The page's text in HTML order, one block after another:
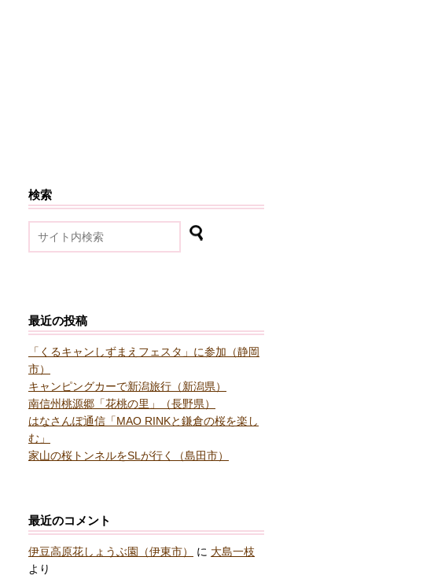
検索
最近の投稿
「くるキャンしずまえフェスタ」に参加（静岡
市）
キャンピングカーで新潟旅行（新潟県）
南信州桃源郷「花桃の里」（長野県）
はなさんぽ通信「MAO RINKと鎌倉の桜を楽し
む」
家山の桜トンネルをSLが行く（島田市）
最近のコメント
伊豆高原花しょうぶ園（伊東市） に 大島一枝
より